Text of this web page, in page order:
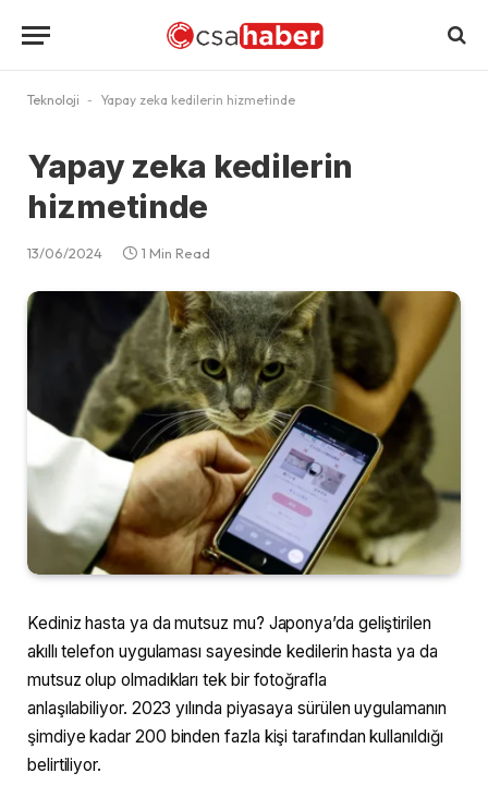
Teknoloji - Yapay zeka kedilerin hizmetinde
Yapay zeka kedilerin
hizmetinde
13/06/2024 1 Min Read
Kediniz hasta ya da mutsuz mu? Japonya’da geliştirilen
akıllı telefon uygulaması sayesinde kedilerin hasta ya da
mutsuz olup olmadıkları tek bir fotoğrafla
anlaşılabiliyor. 2023 yılında piyasaya sürülen uygulamanın
şimdiye kadar 200 binden fazla kişi tarafından kullanıldığı
belirtiliyor.